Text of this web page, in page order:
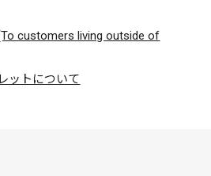
customers living outside of
ットについて